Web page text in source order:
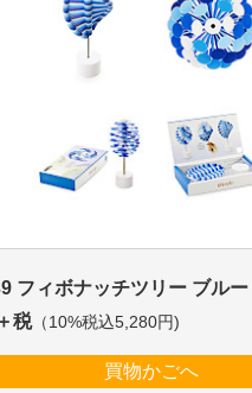
フィボナッチツリー ブルー
税（10%税込5,280円)
買物かごへ